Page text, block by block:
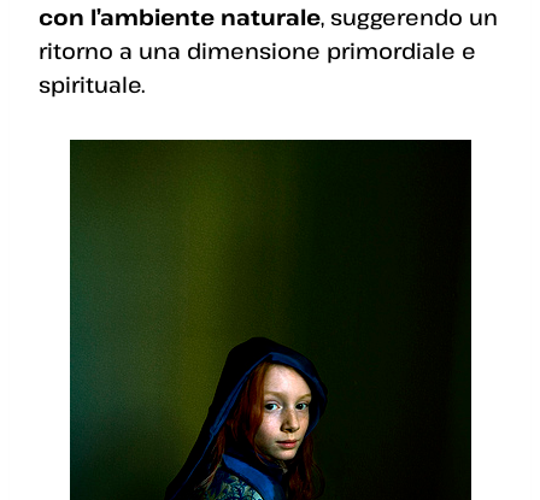
con l’ambiente naturale, suggerendo un
ritorno a una dimensione primordiale e
spirituale.